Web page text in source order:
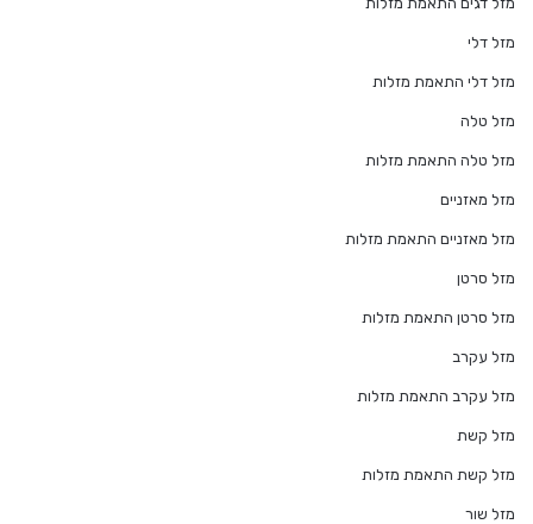
מזל דלי
מזל דלי התאמת מזלות
מזל טלה
מזל טלה התאמת מזלות
מזל מאזניים
מזל מאזניים התאמת מזלות
מזל סרטן
מזל סרטן התאמת מזלות
מזל עקרב
מזל עקרב התאמת מזלות
מזל קשת
מזל קשת התאמת מזלות
מזל שור